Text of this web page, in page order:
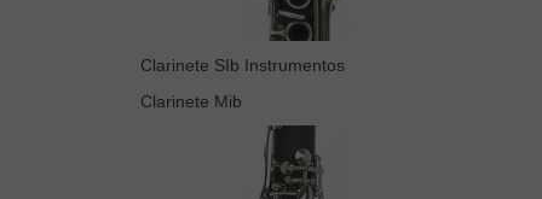
Clarinete SIb Instrumentos
Clarinete Mib